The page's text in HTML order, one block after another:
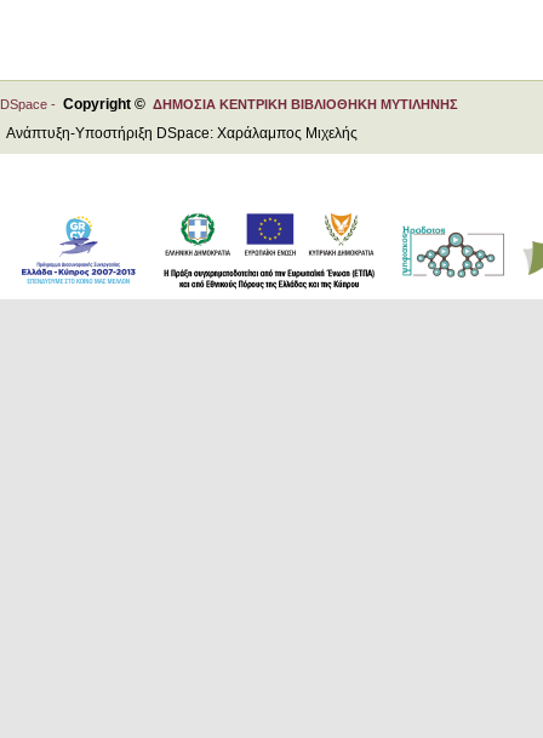
DSpace - Copyright © ΔΗΜΟΣΙΑ ΚΕΝΤΡΙΚΗ ΒΙΒΛΙΟΘΗΚΗ ΜΥΤΙΛΗΝΗΣ
Ανάπτυξη-Υποστήριξη DSpace: Χαράλαμπος Μιχελής